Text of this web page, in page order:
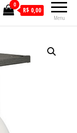
Menu
0
R$ 0,00